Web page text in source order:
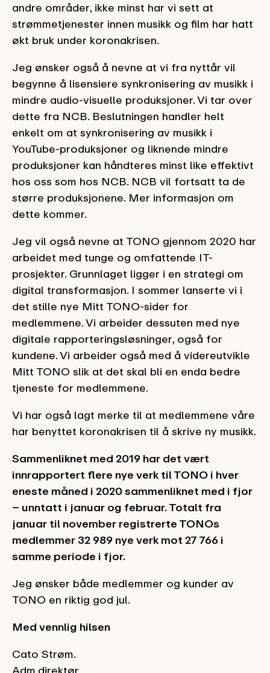
andre områder, ikke minst har vi sett at
strømmetjenester innen musikk og film har hatt
økt bruk under koronakrisen.
Jeg ønsker også å nevne at vi fra nyttår vil
begynne å lisensiere synkronisering av musikk i
mindre audio-visuelle produksjoner. Vi tar over
dette fra NCB. Beslutningen handler helt
enkelt om at synkronisering av musikk i
YouTube-produksjoner og liknende mindre
produksjoner kan håndteres minst like effektivt
hos oss som hos NCB. NCB vil fortsatt ta de
større produksjonene. Mer informasjon om
dette kommer.
Jeg vil også nevne at TONO gjennom 2020 har
arbeidet med tunge og omfattende IT-
prosjekter. Grunnlaget ligger i en strategi om
digital transformasjon. I sommer lanserte vi i
det stille nye Mitt TONO-sider for
medlemmene. Vi arbeider dessuten med nye
digitale rapporteringsløsninger, også for
kundene. Vi arbeider også med å videreutvikle
Mitt TONO slik at det skal bli en enda bedre
tjeneste for medlemmene.
Vi har også lagt merke til at medlemmene våre
har benyttet koronakrisen til å skrive ny musikk.
Sammenliknet med 2019 har det vært
innrapportert flere nye verk til TONO i hver
eneste måned i 2020 sammenliknet med i fjor
– unntatt i januar og februar. Totalt fra
januar til november registrerte TONOs
medlemmer 32 989 nye verk mot 27 766 i
samme periode i fjor.
Jeg ønsker både medlemmer og kunder av
TONO en riktig god jul.
Med vennlig hilsen
Cato Strøm.
Adm.direktør